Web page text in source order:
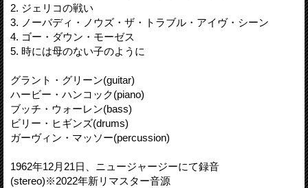
2. ジェリコの戦い
3. ノーバディ・ノウズ・ザ・トラブル・アイヴ・シーン
4. ゴー・ダウン・モーゼス
5. 時には母のない子のように
グラント・グリーン(guitar)
ハービー・ハンコック(piano)
ブッチ・ウォーレン(bass)
ビリー・ヒギンズ(drums)
ガーヴィン・マッソー(percussion)
1962年12月21日、ニュージャージーにて録音
(stereo)※2022年新リマスター音源